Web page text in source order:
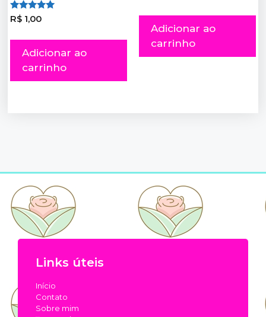
Avaliação
5.00
R$ 1,00
Adicionar ao
carrinho
Adicionar ao
carrinho
Links úteis
Início
Contato
Sobre mim